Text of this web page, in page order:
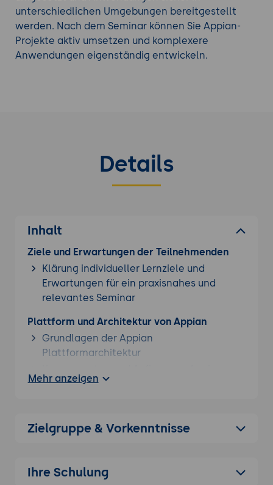
und Projekte strukturiert umzusetzen.
Entdecken Sie auch unsere anderenLow-Code
Seminare.
unterschiedlichen Umgebungen bereitgestellt
werden. Nach dem Seminar können Sie Appian-
Projekte aktiv umsetzen und komplexere
Anwendungen eigenständig entwickeln.
Details
Inhalt
Ziele und Erwartungen der Teilnehmenden
Klärung individueller Lernziele und
Erwartungen für ein praxisnahes und
relevantes Seminar
Plattform und Architektur von Appian
Grundlagen der Appian
Plattformarchitektur
Anwendungen
Entwicklung von Benutzeroberflächen mit
Grundlagen von SAIL (Self-Assembling
Mehr anzeigen
Zielgruppe & Vorkenntnisse
Ihre Schulung